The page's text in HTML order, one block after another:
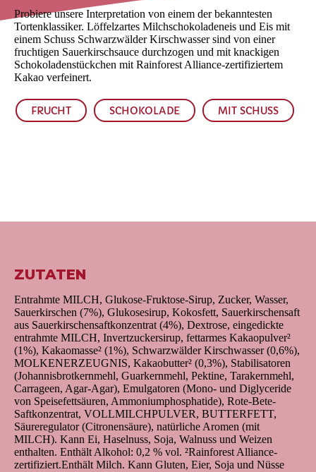
Probiere unsere Interpretation von einem der bekanntesten
Tortenklassiker. Löffelzartes Milchschokoladeneis und Eis mit
einem Schuss Schwarzwälder Kirschwasser sind von einer
fruchtigen Sauerkirschsauce durchzogen und mit knackigen
Schokoladenstückchen mit Rainforest Alliance-zertifiziertem
Kakao verfeinert.
FRUCHT SCHOKOLADE MIT SCHUSS
ZUTATEN
Entrahmte MILCH, Glukose-Fruktose-Sirup, Zucker, Wasser,
Sauerkirschen (7%), Glukosesirup, Kokosfett, Sauerkirschensaft
aus Sauerkirschensaftkonzentrat (4%), Dextrose, eingedickte
entrahmte MILCH, Invertzuckersirup, fettarmes Kakaopulver²
(1%), Kakaomasse² (1%), Schwarzwälder Kirschwasser (0,6%),
MOLKENERZEUGNIS, Kakaobutter² (0,3%), Stabilisatoren
(Johannisbrotkernmehl, Guarkernmehl, Pektine, Tarakernmehl,
Carrageen, Agar-Agar), Emulgatoren (Mono- und Diglyceride
von Speisefettsäuren, Ammoniumphosphatide), Rote-Bete-
Saftkonzentrat, VOLLMILCHPULVER, BUTTERFETT,
Säureregulator (Citronensäure), natürliche Aromen (mit
MILCH). Kann Ei, Haselnuss, Soja, Walnuss und Weizen
enthalten. Enthält Alkohol: 0,2 % vol. ²Rainforest Alliance-
zertifiziert.Enthält Milch. Kann Gluten, Eier, Soja und Nüsse